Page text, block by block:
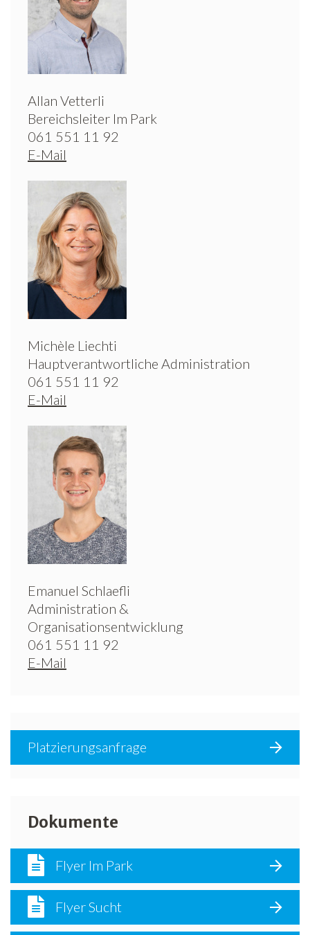
Allan Vetterli
Bereichsleiter Im Park
061 551 11 92
E-Mail
Michèle Liechti
Hauptverantwortliche Administration
061 551 11 92
E-Mail
Emanuel Schlaefli
Administration &
Organisationsentwicklung
061 551 11 92
E-Mail
Platzierungsanfrage
Dokumente
Flyer Im Park
Flyer Sucht